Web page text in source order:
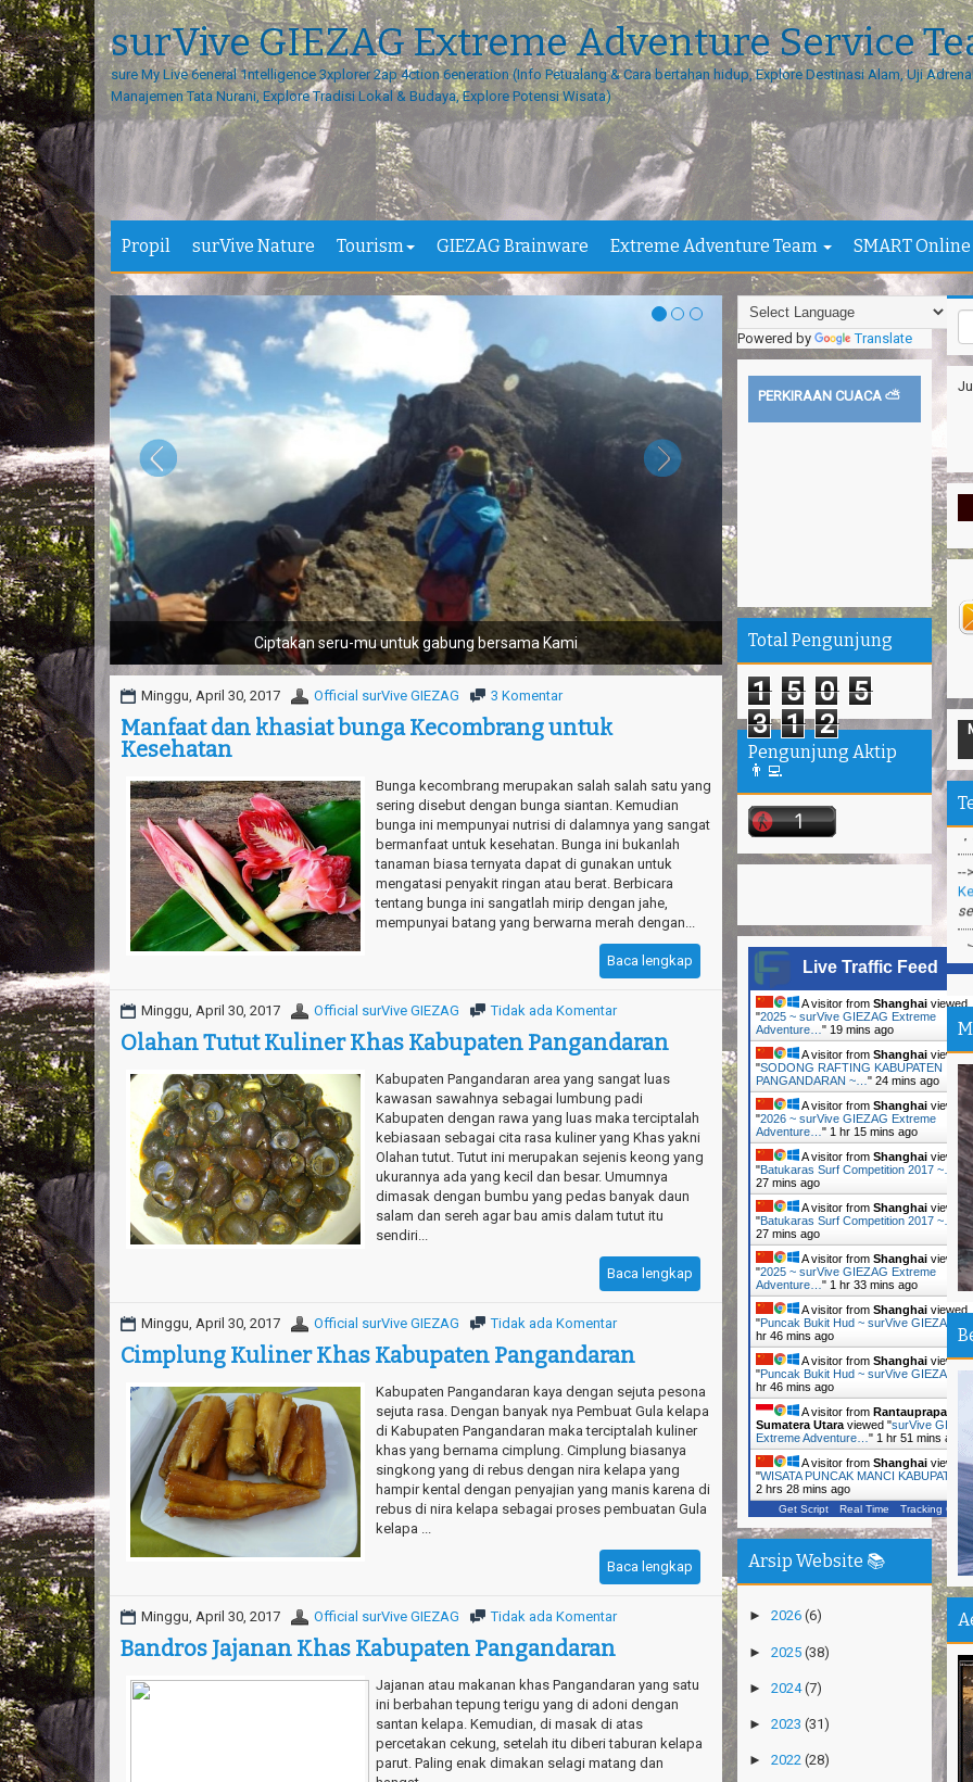
surVive GIEZAG Extreme Adventure Service
sure My Live 6eneral 1ntelligence 3xplorer 2ap 4ction 6eneration (Info Petualang & Cara bertahan hidup, Explore Destinasi Alam, Uji
Manajemen Tata Nurani, Explore Tradisi Lokal & Budaya, Explore Potensi Wisata)
Propil surVive Nature Tourism GIEZAG Brainware Extreme Adventure Team SMART Online
Tantang nyali-mu bersama Kami
Minggu, April 30, 2017 Official surVive GIEZAG 3 Komentar
Manfaat dan khasiat bunga Kecombrang untuk
Kesehatan
Bunga kecombrang merupakan salah salah satu yang
sering disebut dengan bunga siantan. Kemudian
bunga ini mempunyai nutrisi di dalamnya yang sangat
bermanfaat untuk kesehatan. Bunga ini bukanlah
tanaman biasa ternyata dapat di gunakan untuk
mengatasi penyakit ringan atau berat. Berbicara
tentang bunga ini sangatlah mirip dengan jahe,
mempunyai batang yang berwarna merah dengan...
Baca lengkap
Minggu, April 30, 2017 Official surVive GIEZAG Tidak ada Komentar
Olahan Tutut Kuliner Khas Kabupaten Pangandaran
Kabupaten Pangandaran area yang sangat luas
kawasan sawahnya sebagai lumbung padi
Kabupaten dengan rawa yang luas maka terciptalah
kebiasaan sebagai cita rasa kuliner yang Khas yakni
Olahan tutut. Tutut ini merupakan sejenis keong yang
ukurannya ada yang kecil dan besar. Umumnya
dimasak dengan bumbu yang pedas banyak daun
salam dan sereh agar bau amis dalam tutut itu
sendiri...
Baca lengkap
Minggu, April 30, 2017 Official surVive GIEZAG Tidak ada Komentar
Cimplung Kuliner Khas Kabupaten Pangandaran
Kabupaten Pangandaran kaya dengan sejuta pesona
sejuta rasa. Dengan banyak nya Pembuat Gula kelapa
di Kabupaten Pangandaran maka terciptalah kuliner
khas yang bernama cimplung. Cimplung biasanya
singkong yang di rebus dengan nira kelapa yang
hampir kental dengan penyajian yang manis karena di
rebus di nira kelapa sebagai proses pembuatan Gula
kelapa ...
Baca lengkap
Minggu, April 30, 2017 Official surVive GIEZAG Tidak ada Komentar
Bandros Jajanan Khas Kabupaten Pangandaran
Jajanan atau makanan khas Pangandaran yang satu
ini berbahan tepung terigu yang di adoni dengan
santan kelapa. Kemudian, di masak di atas
percetakan cekung, setelah itu diberi taburan kelapa
parut. Paling enak dimakan selagi matang dan
Powered by Translate
PERKIRAAN CUACA ⛅
Total Pengunjung
1 5 0
5
3
1 2
Pengunjung Aktip
👨‍💻
Live Traffic Feed
A visitor from Shanghai viewed
"2025 ~ surVive GIEZAG Extreme
Adventure… " 19 mins ago
A visitor from Shanghai viewed
"SODONG RAFTING KABUPATEN
PANGANDARAN ~… " 24 mins ago
A visitor from Shanghai viewed
"2026 ~ surVive GIEZAG Extreme
Adventure… " 1 hr 15 mins ago
A visitor from Shanghai viewed
"Batukaras Surf Competition 2017 ~… "1
27 mins ago
A visitor from Shanghai viewed
"Batukaras Surf Competition 2017 ~… "1
27 mins ago
A visitor from Shanghai viewed
"2025 ~ surVive GIEZAG Extreme
Adventure… " 1 hr 33 mins ago
A visitor from Shanghai viewed
"Puncak Bukit Hud ~ surVive GIEZAG…
hr 46 mins ago
A visitor from Shanghai viewed
"Puncak Bukit Hud ~ surVive GIEZAG…
hr 46 mins ago
A visitor from Rantauprapat,
Sumatera Utara viewed "surVive GIEZAG
Extreme Adventure… " 1 hr 51 mins ago
A visitor from Shanghai viewed
"WISATA PUNCAK MANCI KABUPATEN…
2 hrs 28 mins ago
Get Script Real Time Tracking ON
Arsip Website 📚
► 2026 (6)
► 2025 (38)
► 2024(7)
► 2023 (31)
► 2022 (28)
--
--
--